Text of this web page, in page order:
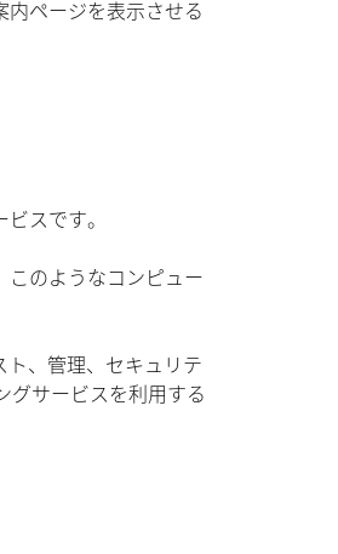
ページを表示させる
スです。
このようなコンピュー
、管理、セキュリテ
グサービスを利用する